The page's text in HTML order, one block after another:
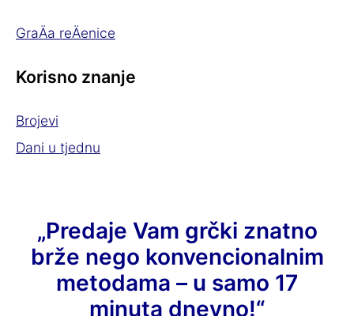
GraÄa reÄenice
Korisno znanje
Brojevi
Dani u tjednu
„Predaje Vam grčki znatno
brže nego konvencionalnim
metodama – u samo 17
minuta dnevno!“